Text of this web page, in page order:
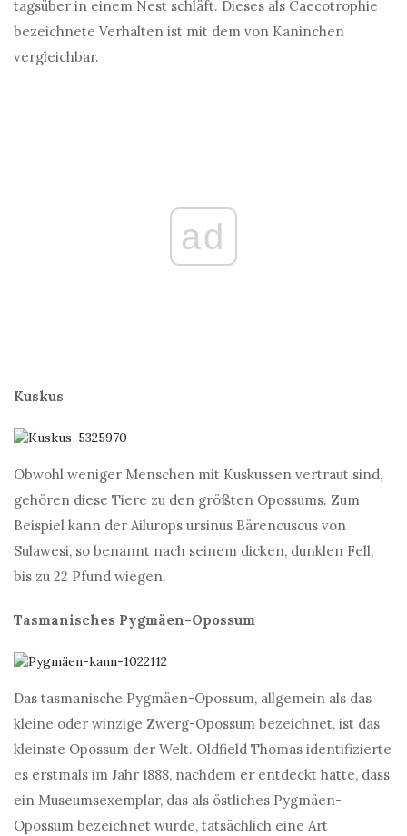
tagsüber in einem Nest schläft. Dieses als Caecotrophie
bezeichnete Verhalten ist mit dem von Kaninchen
vergleichbar.
ad
Kuskus
Obwohl weniger Menschen mit Kuskussen vertraut sind,
gehören diese Tiere zu den größten Opossums. Zum
Beispiel kann der Ailurops ursinus Bärencuscus von
Sulawesi, so benannt nach seinem dicken, dunklen Fell,
bis zu 22 Pfund wiegen.
Tasmanisches Pygmäen-Opossum
Das tasmanische Pygmäen-Opossum, allgemein als das
kleine oder winzige Zwerg-Opossum bezeichnet, ist das
kleinste Opossum der Welt. Oldfield Thomas identifizierte
es erstmals im Jahr 1888, nachdem er entdeckt hatte, dass
ein Museumsexemplar, das als östliches Pygmäen-
Opossum bezeichnet wurde, tatsächlich eine Art